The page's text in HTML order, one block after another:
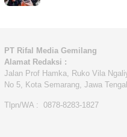
PT Rifal Media Gemilang
Alamat Redaksi :
Jalan Prof Hamka, Ruko Vila
No 5, Kota Semarang, Jawa
Tlpn/WA : 0878-8283-1827